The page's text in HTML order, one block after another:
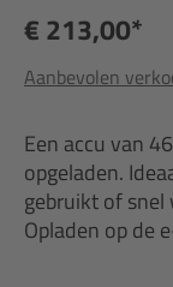
€ 213,00*
Aanbevolen
Een accu van
opgeladen.
gebruikt of snel
Opladen op de